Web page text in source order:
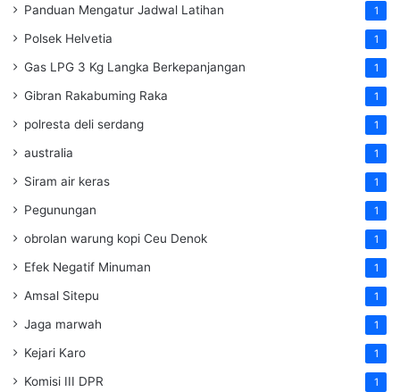
Panduan Mengatur Jadwal Latihan 1
Polsek Helvetia 1
Gas LPG 3 Kg Langka Berkepanjangan 1
Gibran Rakabuming Raka 1
polresta deli serdang 1
australia 1
Siram air keras 1
Pegunungan 1
obrolan warung kopi Ceu Denok 1
Efek Negatif Minuman 1
Amsal Sitepu 1
Jaga marwah 1
Kejari Karo 1
Komisi III DPR 1